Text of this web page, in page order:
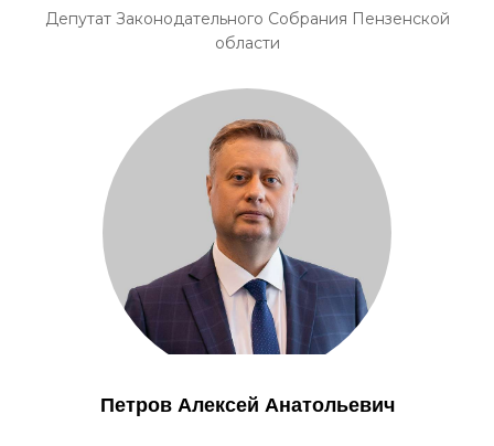
Депутат Законодательного Собрания Пензенской
области
Петров Алексей Анатольевич